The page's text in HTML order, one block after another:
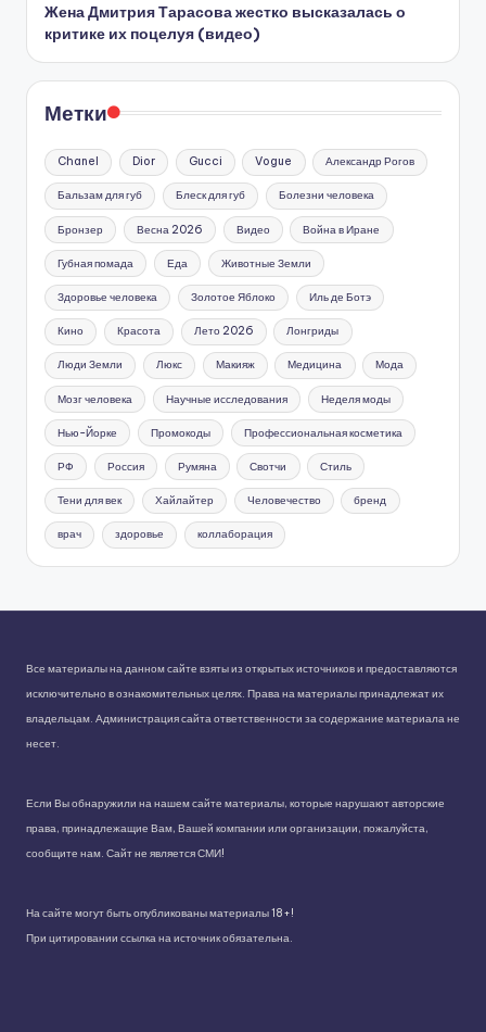
Жена Дмитрия Тарасова жестко высказалась о
критике их поцелуя (видео)
Метки
Chanel Dior Gucci Vogue Александр Рогов
Бальзам для губ Блеск для губ Болезни человека
Бронзер Весна 2026 Видео Война в Иране
Губная помада Еда Животные Земли
Здоровье человека Золотое Яблоко Иль де Ботэ
Кино Красота Лето 2026 Лонгриды
Люди Земли Люкс Макияж Медицина Мода
Мозг человека Научные исследования Неделя моды
Нью-Йорке Промокоды Профессиональная косметика
РФ Россия Румяна Свотчи Стиль
Тени для век Хайлайтер Человечество бренд
врач здоровье коллаборация
Все материалы на данном сайте взяты из открытых источников и предоставляются
исключительно в ознакомительных целях. Права на материалы принадлежат их
владельцам. Администрация сайта ответственности за содержание материала не
несет.
Если Вы обнаружили на нашем сайте материалы, которые нарушают авторские
права, принадлежащие Вам, Вашей компании или организации, пожалуйста,
сообщите нам. Сайт не является СМИ!
На сайте могут быть опубликованы материалы 18+!
При цитировании ссылка на источник обязательна.